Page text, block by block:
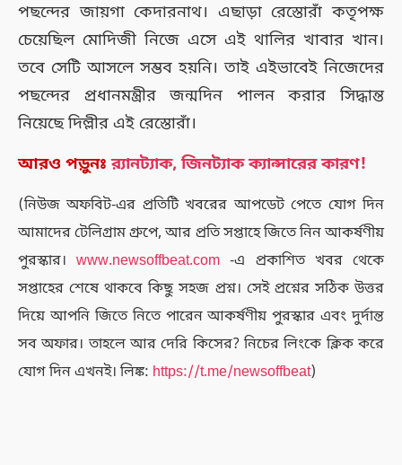
পছন্দের জায়গা কেদারনাথ। এছাড়া রেস্তোরাঁ কতৃপক্ষ
চেয়েছিল মোদিজী নিজে এসে এই থালির খাবার খান।
তবে সেটি আসলে সম্ভব হয়নি। তাই এইভাবেই নিজেদের
পছন্দের প্রধানমন্ত্রীর জন্মদিন পালন করার সিদ্ধান্ত
নিয়েছে দিল্লীর এই রেস্তোরাঁ।
আরও পড়ুনঃ র‌্যানট্যাক, জিনট্যাক ক্যান্সারের কারণ!
(নিউজ অফবিট-এর প্রতিটি খবরের আপডেট পেতে যোগ দিন
আমাদের টেলিগ্রাম গ্রুপে, আর প্রতি সপ্তাহে জিতে নিন আকর্ষণীয়
পুরস্কার।www.newsoffbeat.com -এ প্রকাশিত খবর থেকে
সপ্তাহের শেষে থাকবে কিছু সহজ প্রশ্ন। সেই প্রশ্নের সঠিক উত্তর
দিয়ে আপনি জিতে নিতে পারেন আকর্ষণীয় পুরস্কার এবং দুর্দান্ত
সব অফার। তাহলে আর দেরি কিসের? নিচের লিংকে ক্লিক করে
যোগ দিন এখনই। লিঙ্ক: https://t.me/newsoffbeat)